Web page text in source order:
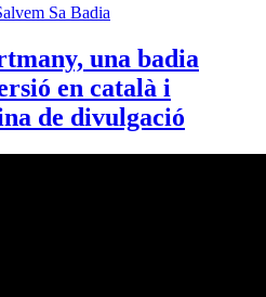
Sa Badia
una badia
en català i
de divulgació